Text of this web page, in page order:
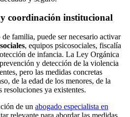
coordinación institucional
familia, puede ser necesario activar
, equipos psicosociales, fiscalía
de infancia. La Ley Orgánica
y detección de la violencia
pero las medidas concretas
de la edad de los menores, de la
ya existentes.
de un abogado especialista en
relevante para abordar las medidas